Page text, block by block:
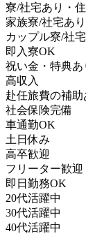
寮/社宅あり・
家族寮/社宅あり
カップル寮/社
即入寮OK
祝い金・特典あ
高収入
赴任旅費の補助
社会保険完備
車通勤OK
土日休み
高卒歓迎
フリーター歓迎
即日勤務OK
20代活躍中
30代活躍中
40代活躍中